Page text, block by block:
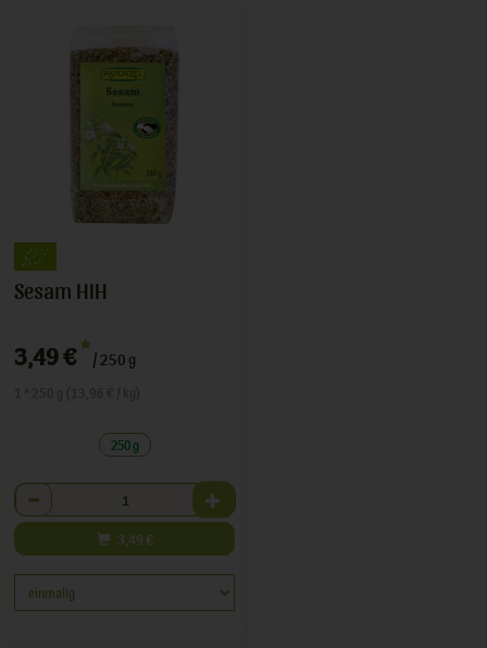
Sesam HIH
3,49 € */ 250 g
250 g
Anzahl
3,49 €